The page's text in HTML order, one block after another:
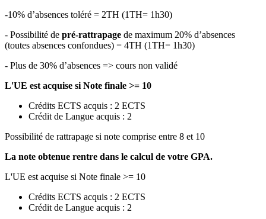
-10% d’absences toléré = 2TH (1TH= 1h30)
- Possibilité de pré-rattrapage de maximum 20% d’absences
(toutes absences confondues) = 4TH (1TH= 1h30)
- Plus de 30% d’absences => cours non validé
L'UE est acquise si Note finale >= 10
Crédits ECTS acquis : 2 ECTS
Crédit de Langue acquis : 2
Possibilité de rattrapage si note comprise entre 8 et 10
La note obtenue rentre dans le calcul de votre GPA.
L'UE est acquise si Note finale >= 10
Crédits ECTS acquis : 2 ECTS
Crédit de Langue acquis : 2